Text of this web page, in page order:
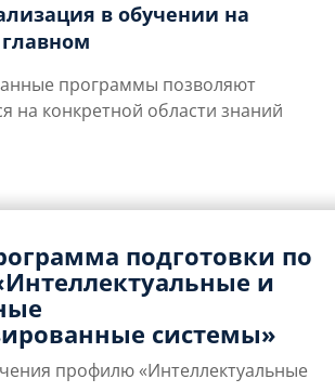
в обучении на
программы позволяют
на конкретной области знаний
подготовки по
и
системы»
профилю «Интеллектуальные